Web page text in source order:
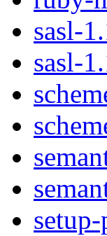
sasl-
sasl-